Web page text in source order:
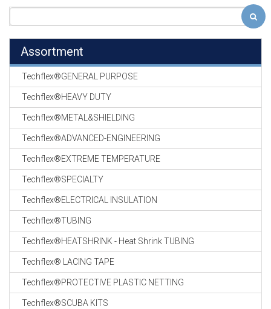
Assortment
Techflex®GENERAL PURPOSE
Techflex®HEAVY DUTY
Techflex®METAL&SHIELDING
Techflex®ADVANCED-ENGINEERING
Techflex®EXTREME TEMPERATURE
Techflex®SPECIALTY
Techflex®ELECTRICAL INSULATION
Techflex®TUBING
Techflex®HEATSHRINK - Heat Shrink TUBING
Techflex® LACING TAPE
Techflex®PROTECTIVE PLASTIC NETTING
Techflex®SCUBA KITS